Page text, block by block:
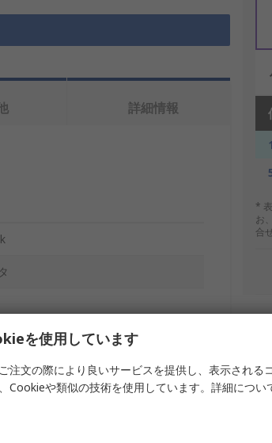
*
お
合
詳細情報
を使用しています
注文の際により良いサービスを提供し、表示される
Cookieや類似の技術を使用しています。詳細につい